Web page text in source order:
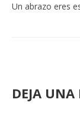
Un abrazo eres
DEJA UNA